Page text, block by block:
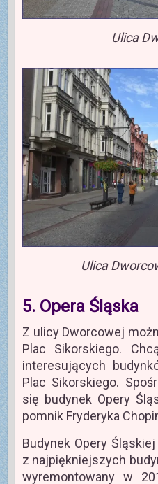
Ulica
Ulica
5. Opera Śląska
Z ulicy Dworcowej
Plac Sikorskiego.
interesujących
Plac Sikorskiego.
się budynek Opery
pomnik Fryderyka
Budynek Opery
z najpiękniejszych
wyremontowany w